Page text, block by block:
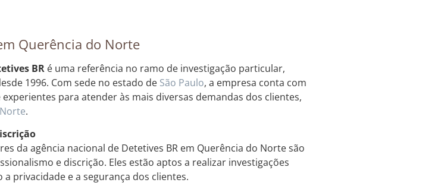
Querência do Norte
BRé uma referência no ramo de investigação particular,
1996. Com sede no estado de São Paulo, a empresa conta com
para atender às mais diversas demandas dos clientes,
.
da agência nacional de Detetives BR em Querência do Norte são
e discrição. Eles estão aptos a realizar investigações
privacidade e a segurança dos clientes.